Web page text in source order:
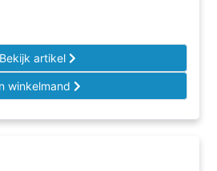
Bekijk artikel
winkelmand